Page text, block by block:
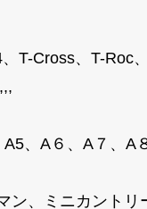
T-Cross、T-Roc
A5、A６、A７、
ン、ミニカント